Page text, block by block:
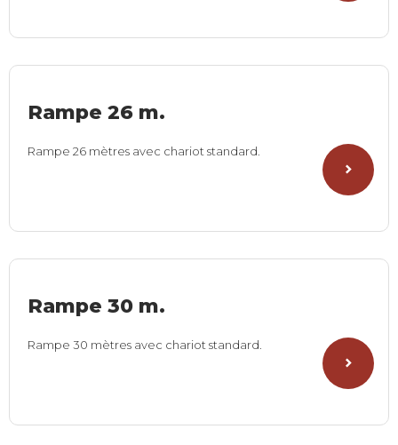
Rampe 26 m.
Rampe 26 mètres avec chariot standard.
Rampe 30 m.
Rampe 30 mètres avec chariot standard.